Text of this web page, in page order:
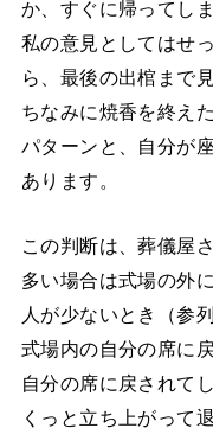
か、すぐに帰ってし
私の意見としてはせ
ら、最後の出棺まで
ちなみに焼香を終え
パターンと、自分が
あります。
この判断は、葬儀屋
多い場合は式場の外
人が少ないとき（参
式場内の自分の席に
自分の席に戻されて
くっと立ち上がって